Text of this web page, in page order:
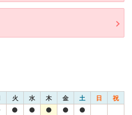
火 水 木 金 土 日 祝